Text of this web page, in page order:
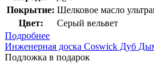
Покрытие: Шелковое масло
Цвет:
Серый вельвет
Подробнее
Инженерная доска Coswick Дуб
Подложка в подарок